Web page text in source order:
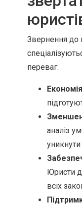
Звернення до
переваг:
аналіз
Юристи
всіх